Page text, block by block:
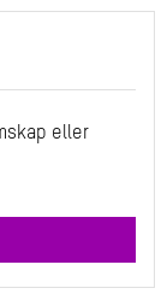
eller